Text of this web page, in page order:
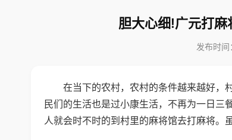
胆大心细!广元打
发布时
在当下的农村，农村的条件越来越好，
民们的生活也是过小康生活，不再为一日
人就会时不时的到村里的麻将馆去打麻将。